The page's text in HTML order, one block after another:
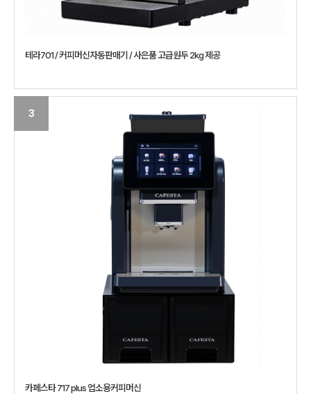
테라701 / 커피머신자동판매기 / 사은품 고급원두 2kg 제공
3
카페스타 717 plus 업소용커피머신